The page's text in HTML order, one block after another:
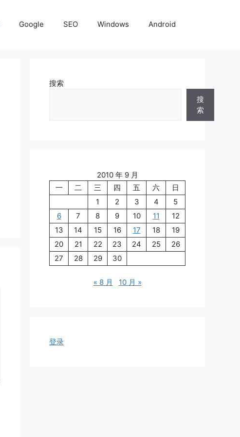
Google SEO Windows Android
搜索
搜
索
2010 年 9 月
一
二 三 四 五 六
日
1
2 3 4
5
6
7 8 9 10 11
12
13
14 15 16 17 18
19
20
21 22 23 24 25
26
27
28 29 30
« 8 月 10 月 »
登录